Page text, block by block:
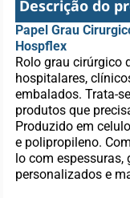
Descrição do
Papel Grau
Hospflex
Rolo grau cirúrgico
hospitalares,
embalados. Trata-
produtos que
Produzido em
e polipropileno.
lo com
personalizados e